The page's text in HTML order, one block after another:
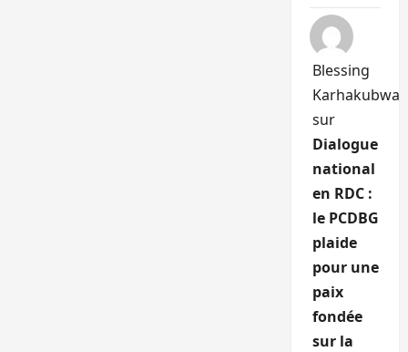
Blessing
Karhakubwa
sur
Dialogue
national
en RDC :
le PCDBG
plaide
pour une
paix
fondée
sur la